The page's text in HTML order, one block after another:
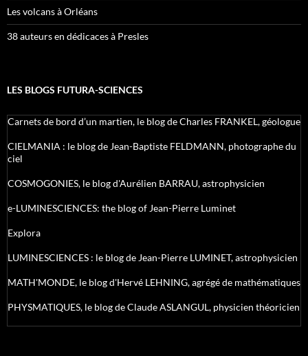
Les volcans à Orléans
38 auteurs en dédicaces à Presles
LES BLOGS FUTURA-SCIENCES
Carnets de bord d’un martien, le blog de Charles FRANKEL, géologue
CIELMANIA : le blog de Jean-Baptiste FELDMANN, photographe du
ciel
COSMOGONIES, le blog d'Aurélien BARRAU, astrophysicien
e-LUMINESCIENCES: the blog of Jean-Pierre Luminet
Explora
LUMINESCIENCES : le blog de Jean-Pierre LUMINET, astrophysicien
MATH'MONDE, le blog d'Hervé LEHNING, agrégé de mathématiques
PHYSMATIQUES, le blog de Claude ASLANGUL, physicien théoricien